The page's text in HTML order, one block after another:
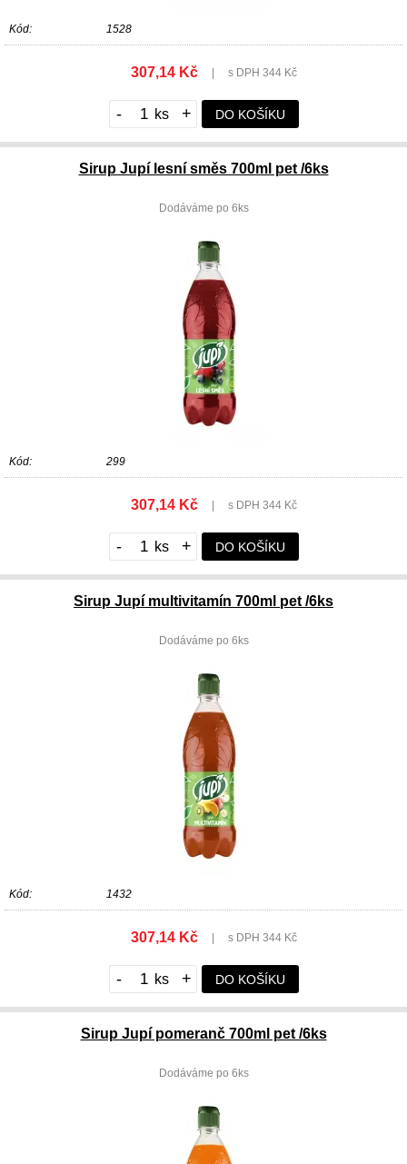
Kód: 1528
307,14 Kč s DPH 344 Kč
- + DO KOŠÍKU
Sirup Jupí lesní směs 700ml pet /6ks
Dodáváme po 6ks
Kód: 299
307,14 Kč s DPH 344 Kč
- + DO KOŠÍKU
Sirup Jupí multivitamín 700ml pet /6ks
Dodáváme po 6ks
Kód: 1432
307,14 Kč s DPH 344 Kč
- + DO KOŠÍKU
Sirup Jupí pomeranč 700ml pet /6ks
Dodáváme po 6ks